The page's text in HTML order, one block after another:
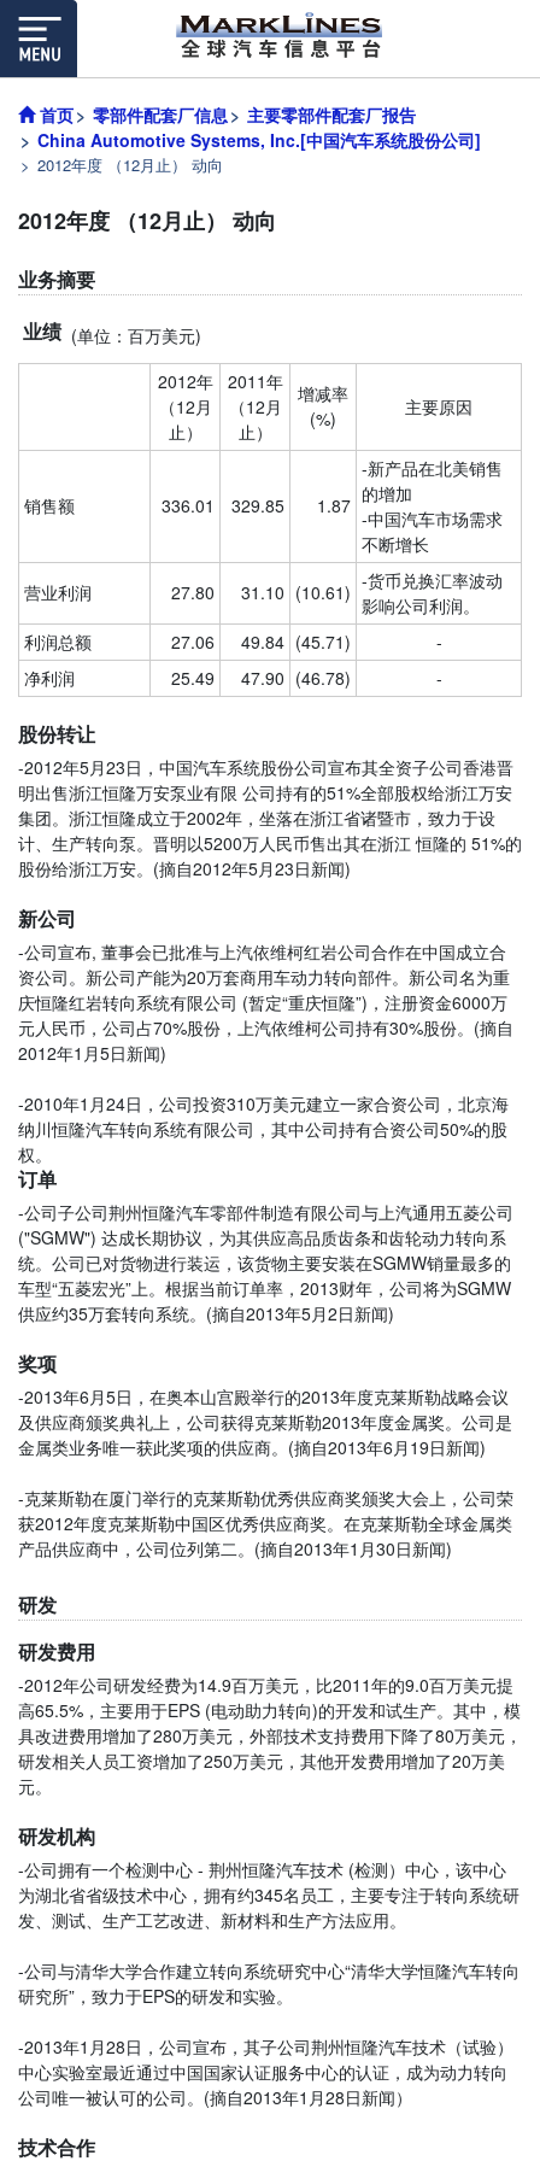
首页 零部件配套厂信息
主要零部件配套厂报告
China Automotive Systems, Inc.[中国汽车系统股份公司]
2012年度 （12月止） 动向
2012年度 （12月止） 动向
业务摘要
业绩 (单位：百万美元)
2012年
（12月
止）
2011年
（12月
止）
增减率
(%)
主要原因
销售额 336.01 329.85 1.87
-新产品在北美销售
的增加
-中国汽车市场需求
不断增长
营业利润
27.80 31.10 (10.61) -货币兑换汇率波动
影响公司利润。
利润总额
27.06 49.84 (45.71)
-
净利润
25.49 47.90 (46.78) -
股份转让
-2012年5月23日，中国汽车系统股份公司宣布其全资子公司香港晋
明出售浙江恒隆万安泵业有限 公司持有的51%全部股权给浙江万安
集团。浙江恒隆成立于2002年，坐落在浙江省诸暨市，致力于设
计、生产转向泵。晋明以5200万人民币售出其在浙江 恒隆的 51%的
股份给浙江万安。(摘自2012年5月23日新闻)
新公司
-公司宣布, 董事会已批准与上汽依维柯红岩公司合作在中国成立合
资公司。新公司产能为20万套商用车动力转向部件。新公司名为重
庆恒隆红岩转向系统有限公司 (暂定“重庆恒隆”)，注册资金6000万
元人民币，公司占70%股份，上汽依维柯公司持有30%股份。(摘自
2012年1月5日新闻)
-2010年1月24日，公司投资310万美元建立一家合资公司，北京海
纳川恒隆汽车转向系统有限公司，其中公司持有合资公司50%的股
权。
订单
-公司子公司荆州恒隆汽车零部件制造有限公司与上汽通用五菱公司
("SGMW") 达成长期协议，为其供应高品质齿条和齿轮动力转向系
统。公司已对货物进行装运，该货物主要安装在SGMW销量最多的
车型“五菱宏光”上。根据当前订单率，2013财年，公司将为SGMW
供应约35万套转向系统。(摘自2013年5月2日新闻)
奖项
-2013年6月5日，在奥本山宫殿举行的2013年度克莱斯勒战略会议
及供应商颁奖典礼上，公司获得克莱斯勒2013年度金属奖。公司是
金属类业务唯一获此奖项的供应商。(摘自2013年6月19日新闻)
-克莱斯勒在厦门举行的克莱斯勒优秀供应商奖颁奖大会上，公司荣
获2012年度克莱斯勒中国区优秀供应商奖。在克莱斯勒全球金属类
产品供应商中，公司位列第二。(摘自2013年1月30日新闻)
研发
研发费用
-2012年公司研发经费为14.9百万美元，比2011年的9.0百万美元提
高65.5%，主要用于EPS (电动助力转向)的开发和试生产。其中，模
具改进费用增加了280万美元，外部技术支持费用下降了80万美元，
研发相关人员工资增加了250万美元，其他开发费用增加了20万美
元。
研发机构
-公司拥有一个检测中心 - 荆州恒隆汽车技术 (检测）中心，该中心
为湖北省省级技术中心，拥有约345名员工，主要专注于转向系统研
发、测试、生产工艺改进、新材料和生产方法应用。
-公司与清华大学合作建立转向系统研究中心“清华大学恒隆汽车转向
研究所”，致力于EPS的研发和实验。
-2013年1月28日，公司宣布，其子公司荆州恒隆汽车技术（试验）
中心实验室最近通过中国国家认证服务中心的认证，成为动力转向
公司唯一被认可的公司。(摘自2013年1月28日新闻）
技术合作